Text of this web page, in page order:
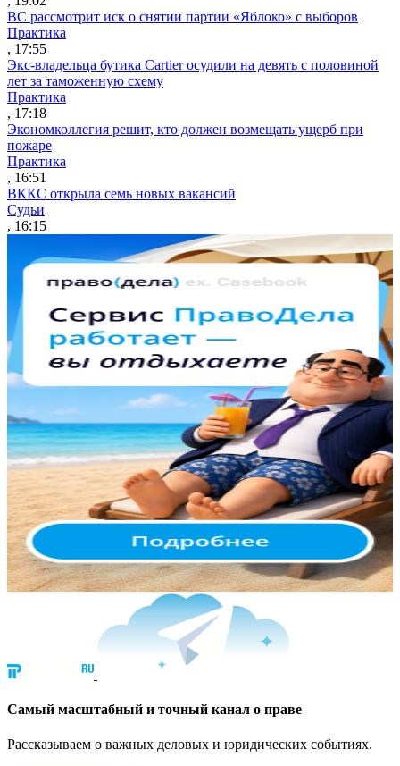
ВС рассмотрит иск о снятии партии «Яблоко» с выборов
Практика
, 17:55
Экс-владельца бутика Cartier осудили на девять с половиной
лет за таможенную схему
Практика
, 17:18
Экономколлегия решит, кто должен возмещать ущерб при
пожаре
Практика
, 16:51
ВККС открыла семь новых вакансий
Судьи
, 16:15
Cамый масштабный и точный канал о праве
Рассказываем о важных деловых и юридических событиях.